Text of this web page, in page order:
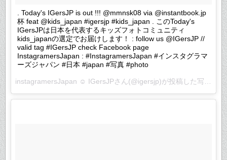
. Today's IGersJP is out !!! @mmnsk08 via @instantbook.jp
杯 feat @kids_japan #igersjp #kids_japan . このToday's
IGersJPは日本を代表するキッズフォトコミュニティ
kids_japanの選定でお届けします！ : follow us @IGersJP //
valid tag #IGersJP check Facebook page
InstagramersJapan : #InstagramersJapan #インスタグラマ
ーズジャパン #日本 #japan #写真 #photo